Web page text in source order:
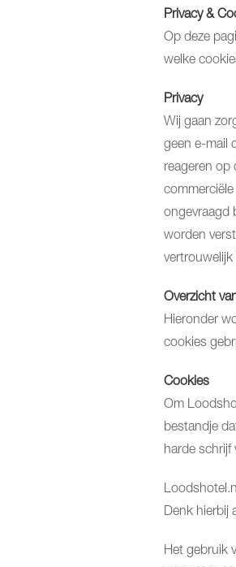
Privacy &
Op deze
welke
Privacy
Wij gaan
geen e-mail
reageren op
ongevraagd
worden
vertrouwelijk
Overzicht
Hieronder
cookies
Cookies
Om
bestandje
harde schrijf
Denk hierbij
Het gebruik